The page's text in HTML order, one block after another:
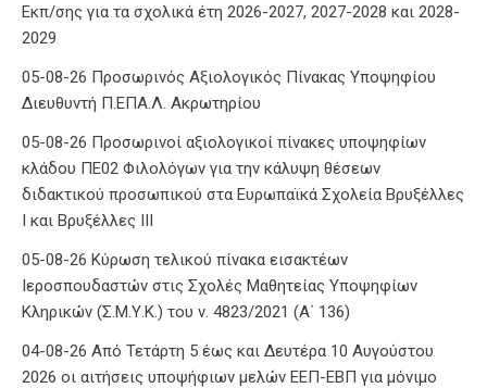
Εκπ/σης για τα σχολικά έτη 2026-2027, 2027-2028 και 2028-
2029
05-08-26 Προσωρινός Αξιολογικός Πίνακας Υποψηφίου
Διευθυντή Π.ΕΠΑ.Λ. Ακρωτηρίου
05-08-26 Προσωρινοί αξιολογικοί πίνακες υποψηφίων
κλάδου ΠΕ02 Φιλολόγων για την κάλυψη θέσεων
διδακτικού προσωπικού στα Ευρωπαϊκά Σχολεία Βρυξέλλες
Ι και Βρυξέλλες ΙΙΙ
05-08-26 Κύρωση τελικού πίνακα εισακτέων
Ιεροσπουδαστών στις Σχολές Μαθητείας Υποψηφίων
Κληρικών (Σ.Μ.Υ.Κ.) του ν. 4823/2021 (Α΄ 136)
04-08-26 Από Τετάρτη 5 έως και Δευτέρα 10 Αυγούστου
2026 οι αιτήσεις υποψήφιων μελών ΕΕΠ-ΕΒΠ για μόνιμο